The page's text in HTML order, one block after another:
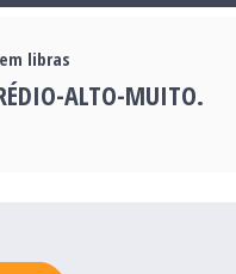
libras
ALTO-MUITO.